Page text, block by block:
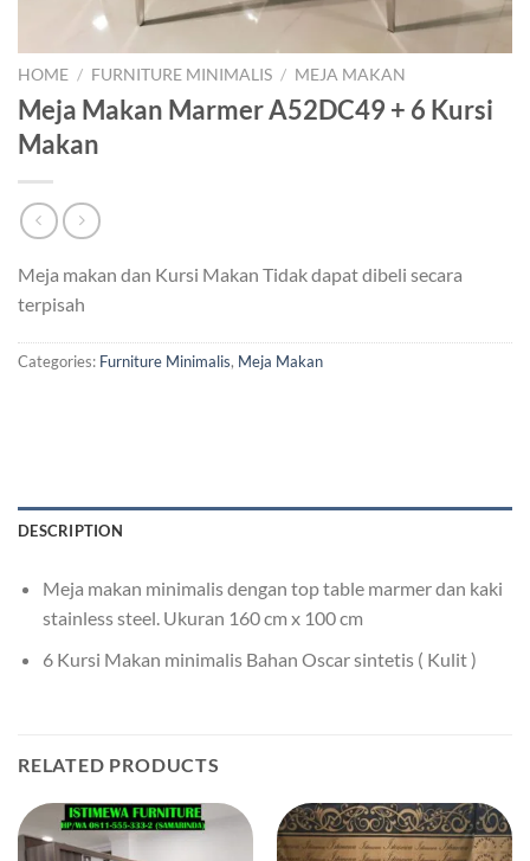
HOME / FURNITURE MINIMALIS / MEJA MAKAN
Meja Makan Marmer A52DC49 + 6 Kursi
Makan
Meja makan dan Kursi Makan Tidak dapat dibeli secara
terpisah
Categories: Furniture Minimalis, Meja Makan
DESCRIPTION
Meja makan minimalis dengan top table marmer dan kaki
stainless steel. Ukuran 160 cm x 100 cm
6 Kursi Makan minimalis Bahan Oscar sintetis ( Kulit )
RELATED PRODUCTS